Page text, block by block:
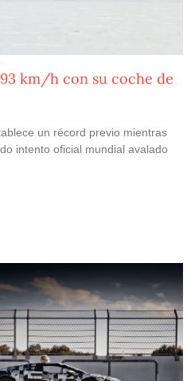
km/h con su coche de
un récord previo mientras
intento oficial mundial avalado